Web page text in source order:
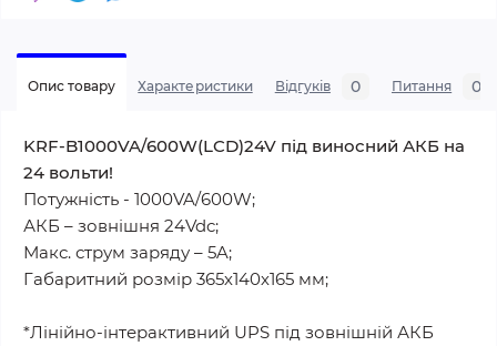
Опис товару Характеристики Відгуків 0 Питання 0
KRF-B1000VA/600W(LCD)24V під виносний АКБ на
24 вольти!
Потужність - 1000VA/600W;
АКБ – зовнішня 24Vdc;
Макс. струм заряду – 5A;
Габаритний розмір 365х140х165 мм;
*Лінійно-інтерактивний UPS під зовнішній АКБ